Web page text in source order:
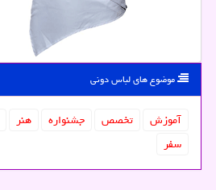
موضوع های لباس دونی
آموزش تخصص جشنواره هنر
سفر